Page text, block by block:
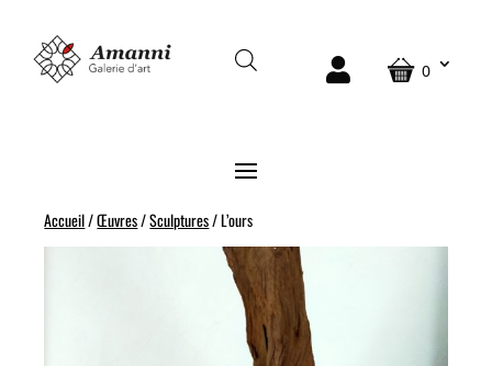
0
Accueil/Œuvres/Sculptures/ L’ours